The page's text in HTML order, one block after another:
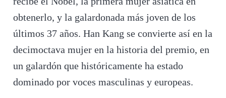
obtenerlo, y la galardonada más joven de los
últimos 37 años. Han Kang se convierte así en la
decimoctava mujer en la historia del premio, en
un galardón que históricamente ha estado
dominado por voces masculinas y europeas.